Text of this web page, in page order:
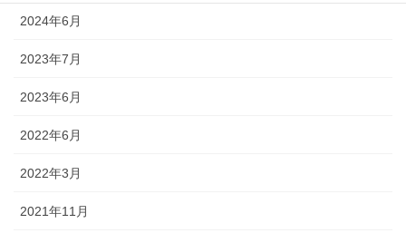
2024年6月
2023年7月
2023年6月
2022年6月
2022年3月
2021年11月